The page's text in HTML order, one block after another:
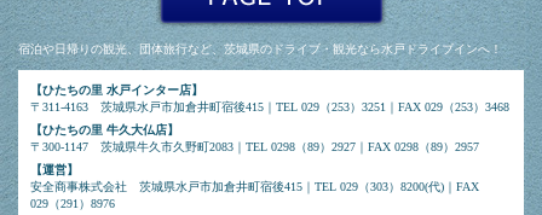
宿泊や日帰りの観光、団体旅行など、茨城県のドライブ・観光なら水戸ドライブインへ！
【ひたちの里 水戸インター店】
〒311-4163 茨城県水戸市加倉井町宿後415｜TEL 029（253）3251｜FAX 029（253）3468
【ひたちの里 牛久大仏店】
〒300-1147 茨城県牛久市久野町2083｜TEL 0298（89）2927｜FAX 0298（89）2957
【運営】
安全商事株式会社 茨城県水戸市加倉井町宿後415｜TEL 029（303）8200(代)｜FAX
029（291）8976